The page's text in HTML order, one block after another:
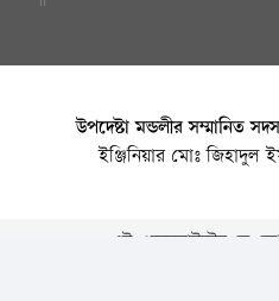
উপদেষ্টা মন্ডলীর সম্মানিত
ইঞ্জিনিয়ার মোঃ
এই ওয়েবসাইটের যে